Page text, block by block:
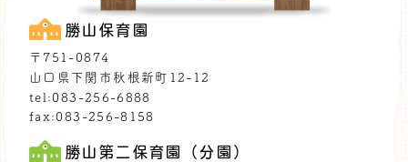
勝山保育園
〒751-0874
山口県下関市秋根新町12-12
tel:083-256-6888
fax:083-256-8158
勝山第二保育園（分園）